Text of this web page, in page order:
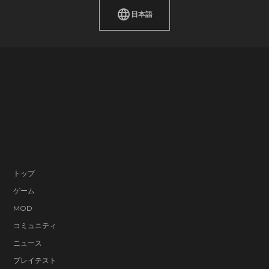
日本語
トップ
ゲーム
MOD
コミュニティ
ニュース
プレイテスト